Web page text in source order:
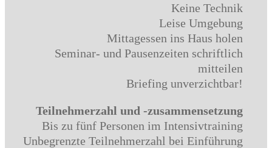
Keine Technik
Leise Umgebung
Mittagessen ins Haus holen
Seminar- und Pausenzeiten schriftlich
mitteilen
Briefing unverzichtbar!
Teilnehmerzahl und -zusammensetzung
Bis zu fünf Personen im Intensivtraining
Unbegrenzte Teilnehmerzahl bei Einführung